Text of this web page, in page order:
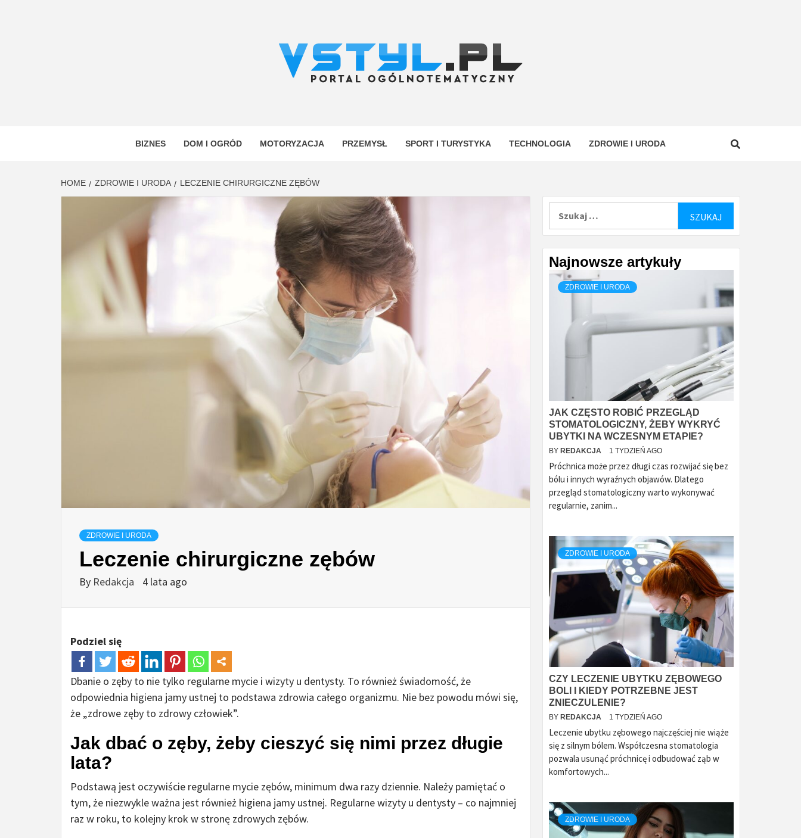
VSTYL.PL
BIZNES DOM I OGRÓD MOTORYZACJA PRZEMYSŁ SPORT I TURYSTYKA TECHNOLOGIA ZDROWIE I URODA
HOME ZDROWIE I URODA LECZENIE CHIRURGICZNE ZĘBÓW
ZDROWIE I URODA
Leczenie chirurgiczne zębów
By Redakcja 4 lata ago
Podziel się
Dbanie o zęby to nie tylko regularne mycie i wizyty u dentysty. To również świadomość, że
odpowiednia higiena jamy ustnej to podstawa zdrowia całego organizmu. Nie bez powodu mówi się,
że „zdrowe zęby to zdrowy człowiek”.
Jak dbać o zęby, żeby cieszyć się nimi przez długie
lata?
Podstawą jest oczywiście regularne mycie zębów, minimum dwa razy dziennie. Należy pamiętać o
tym, że niezwykle ważna jest również higiena jamy ustnej. Regularne wizyty u dentysty – co najmniej
raz w roku, to kolejny krok w stronę zdrowych zębów.
Najnowsze artykuły
ZDROWIE I URODA
JAK CZĘSTO ROBIĆ PRZEGLĄD
STOMATOLOGICZNY, ŻEBY WYKRYĆ
UBYTKI NA WCZESNYM ETAPIE?
BY REDAKCJA 1 TYDZIEŃ AGO
Próchnica może przez długi czas rozwijać się bez
bólu i innych wyraźnych objawów. Dlatego
przegląd stomatologiczny warto wykonywać
regularnie, zanim...
ZDROWIE I URODA
CZY LECZENIE UBYTKU ZĘBOWEGO
BOLI I KIEDY POTRZEBNE JEST
ZNIECZULENIE?
BY REDAKCJA 1 TYDZIEŃ AGO
Leczenie ubytku zębowego najczęściej nie wiąże
się z silnym bólem. Współczesna stomatologia
pozwala usunąć próchnicę i odbudować ząb w
komfortowych...
ZDROWIE I URODA